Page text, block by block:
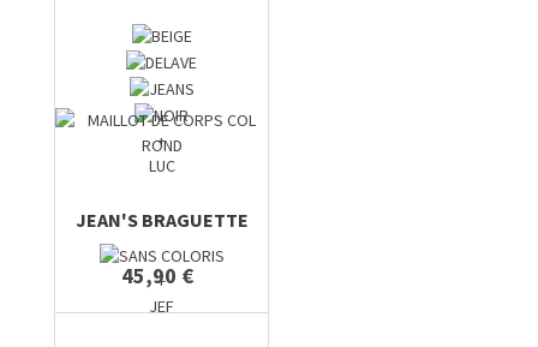
+
LUC
JEAN'S BRAGUETTE
45,90 €
+
JEF